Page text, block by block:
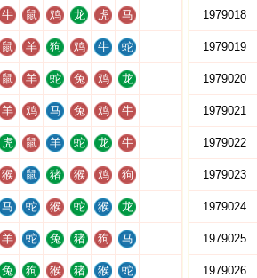
牛 鼠 鸡 龙 虎 马
鼠 羊 狗 鸡 牛 蛇
鼠 羊 蛇 兔 鸡 龙
羊 鸡 马 兔 鸡 牛
虎 鼠 羊 蛇 龙 牛
猴 鼠 猪 猴 鸡 狗
马 蛇 猴 蛇 猴 龙
羊 蛇 兔 猪 狗 马
兔 狗 猴 猪 猴 蛇
1979018
1979019
1979020
1979021
1979022
1979023
1979024
1979025
1979026